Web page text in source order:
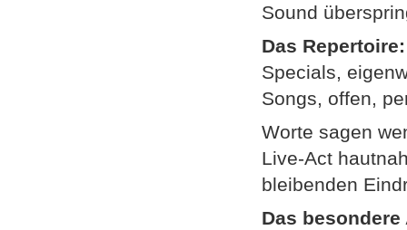
Sound
Das Repertoire:
Specials,
Songs, offen,
Worte sagen
Live-Act
bleibenden
Das